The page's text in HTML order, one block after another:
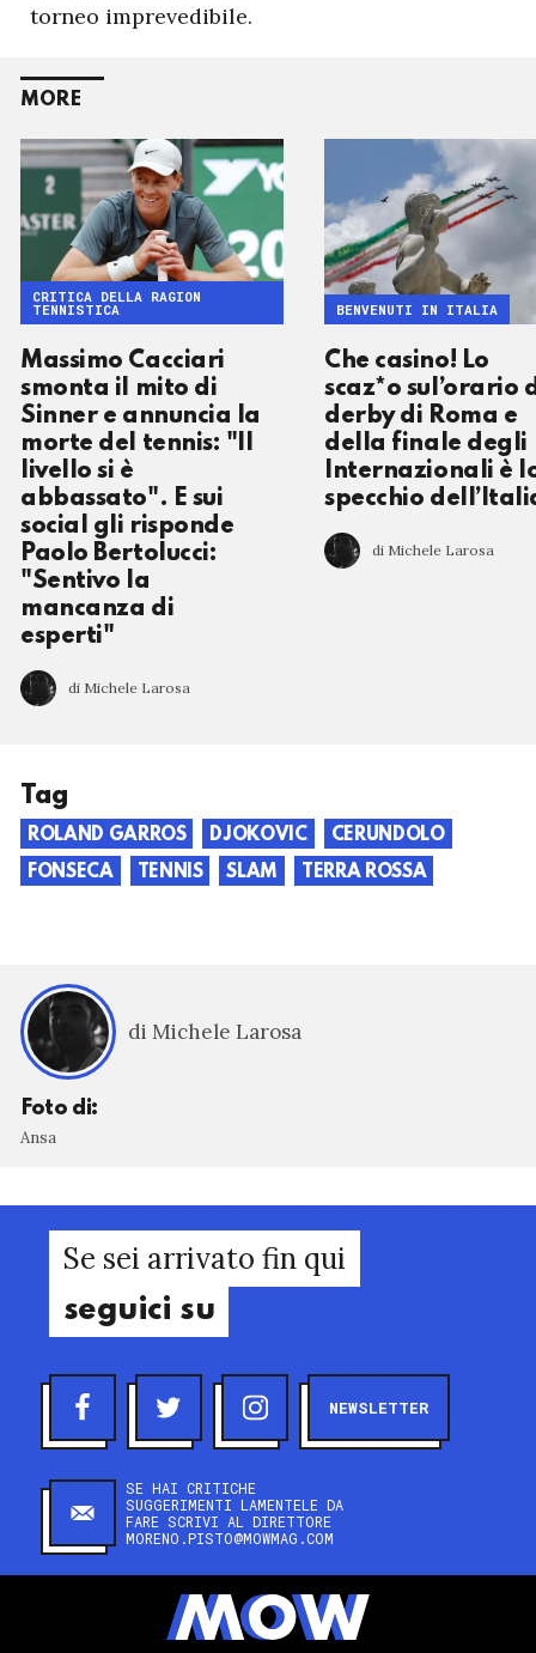
torneo imprevedibile.
MORE
Massimo Cacciari
smonta il mito di
Sinner e annuncia la
morte del tennis: "Il
livello si è
abbassato". E sui
social gli risponde
Paolo Bertolucci:
"Sentivo la
mancanza di
esperti"
di Michele Larosa
CRITICA DELLA RAGION
TENNISTICA
Che casino! Lo
scaz*o sul’orario
derby di Roma e
della finale degli
Internazionali è
specchio
di Michele Larosa
BENVENUTI IN ITALIA
Tag
ROLAND GARROS DJOKOVIC
CERUNDOLO
FONSECA
TENNIS SLAM TERRA ROSSA
di Michele Larosa
Foto di:
Ansa
Se sei arrivato fin qui
seguici su
NEWSLETTER
SE HAI CRITICHE
SUGGERIMENTI LAMENTELE DA
FARE SCRIVI AL DIRETTORE
MORENO.PISTO@MOWMAG.COM